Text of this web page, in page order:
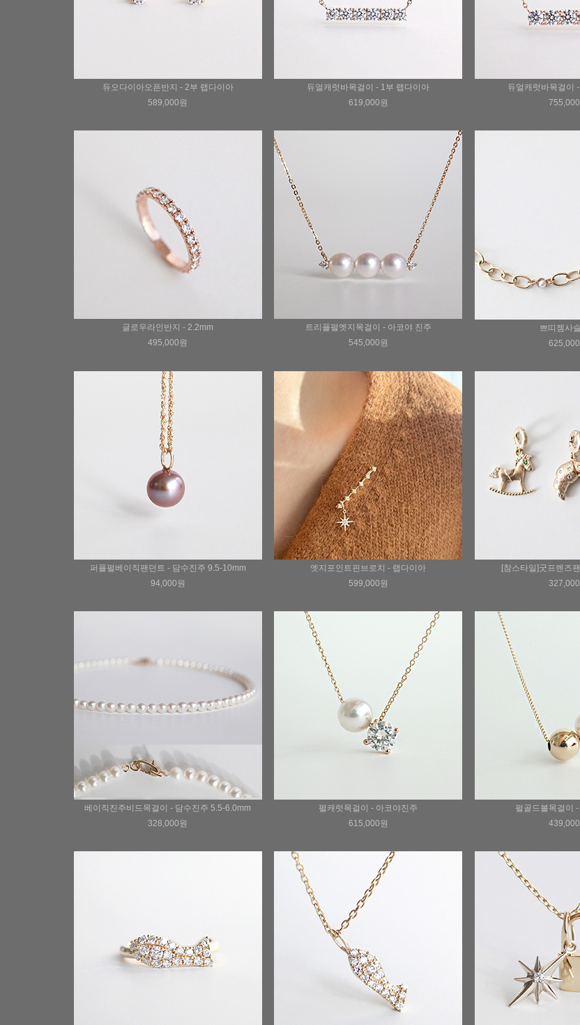
듀오다이아오픈반지 - 2부 랩다이아
589,000원
듀얼캐럿바목걸이 - 1부 랩다이아
619,000원
듀얼캐럿바목걸이
글로우라인반지 - 2.2mm
495,000원
트리플펄엣지목걸이 - 아코야 진주
545,000원
쁘띠젬사
퍼플펄베이직팬던트 - 담수진주 9.5-10mm
94,000원
엣지포인트핀브로치 - 랩다이아
599,000원
[참스타일]굿프렌즈
베이직진주비드목걸이 - 담수진주 5.5-6.0mm
328,000원
펄캐럿목걸이 - 아코야진주
615,000원
펄골드볼목걸이